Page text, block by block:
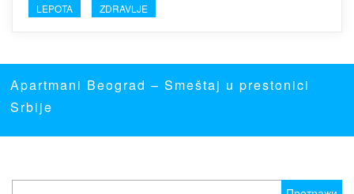
LEPOTA ZDRAVLJE
Apartmani Beograd– Smeštaj u prestonici
Srbije